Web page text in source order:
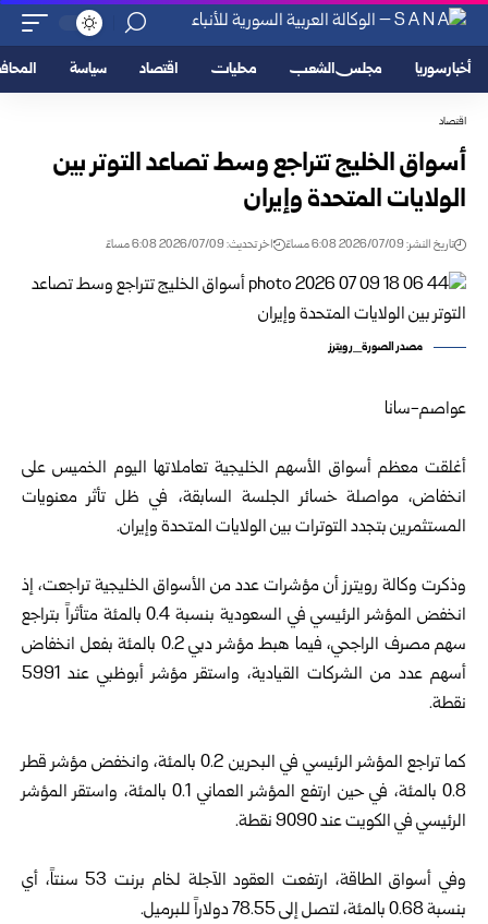
أخبار سوريا مجلس الشعب محليات اقتصاد سياسة
اقتصاد
أسواق الخليج تتراجع وسط تصاعد التوتر بين
الولايات المتحدة وإيران
تاريخ النشر: 2026/07/09 6:08 مساءً اخر تحديث: 2026/07/09 6:08 مساءً
مصدر الصورة_رويترز
عواصم-سانا
أغلقت معظم أسواق الأسهم الخليجية تعاملاتها اليوم الخميس على
انخفاض، مواصلة خسائر الجلسة السابقة، في ظل تأثر معنويات
المستثمرين بتجدد التوترات بين الولايات المتحدة وإيران.
وذكرت وكالة رويترز أن مؤشرات عدد من الأسواق الخليجية تراجعت، إذ
انخفض المؤشر الرئيسي في السعودية بنسبة 0.4 بالمئة متأثراً بتراجع
سهم مصرف الراجحي، فيما هبط مؤشر دبي 0.2 بالمئة بفعل انخفاض
أسهم عدد من الشركات القيادية، واستقر مؤشر أبوظبي عند 5991
نقطة.
كما تراجع المؤشر الرئيسي في البحرين 0.2 بالمئة، وانخفض مؤشر قطر
0.8 بالمئة، في حين ارتفع المؤشر العماني 0.1 بالمئة، واستقر المؤشر
الرئيسي في الكويت عند 9090 نقطة.
وفي أسواق الطاقة، ارتفعت العقود الآجلة لخام برنت 53 سنتاً، أي
بنسبة 0.68 بالمئة، لتصل إلى 78.55 دولاراً للبرميل.